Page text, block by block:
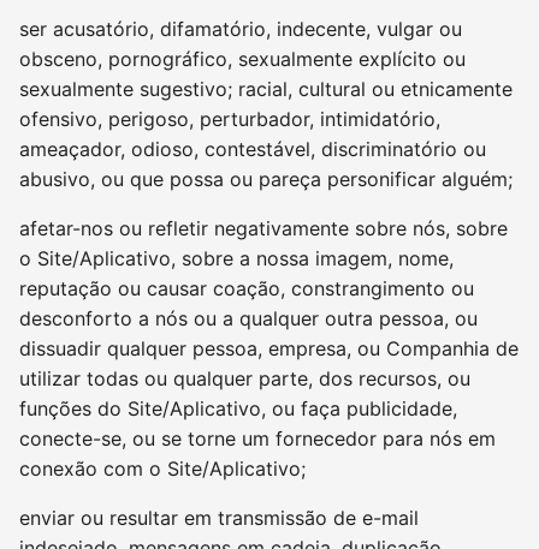
ser acusatório, difamatório, indecente, vulgar ou
obsceno, pornográfico, sexualmente explícito ou
sexualmente sugestivo; racial, cultural ou etnicamente
ofensivo, perigoso, perturbador, intimidatório,
ameaçador, odioso, contestável, discriminatório ou
abusivo, ou que possa ou pareça personificar alguém;
afetar-nos ou refletir negativamente sobre nós, sobre
o Site/Aplicativo, sobre a nossa imagem, nome,
reputação ou causar coação, constrangimento ou
desconforto a nós ou a qualquer outra pessoa, ou
dissuadir qualquer pessoa, empresa, ou Companhia de
utilizar todas ou qualquer parte, dos recursos, ou
funções do Site/Aplicativo, ou faça publicidade,
conecte-se, ou se torne um fornecedor para nós em
conexão com o Site/Aplicativo;
enviar ou resultar em transmissão de e-mail